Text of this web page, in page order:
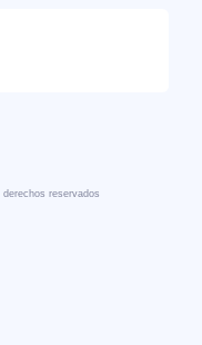
reservados